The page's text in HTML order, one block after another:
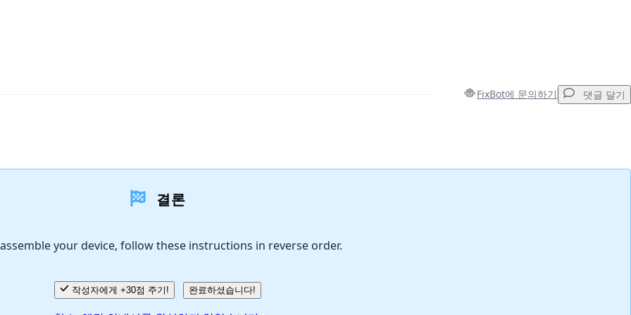
FixBot에 문의하기 댓글 달기
결론
your device, follow these instructions in reverse order.
작성자에게 +30점 주기! 완료하셨습니다!